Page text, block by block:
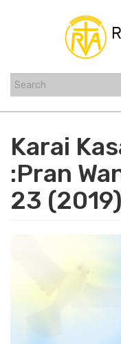
Karai
:Pran
23 (2019)